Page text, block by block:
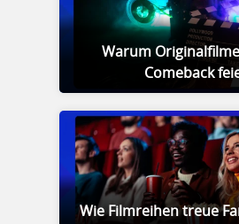
Warum
Comeback
Wie Filmreihen treue